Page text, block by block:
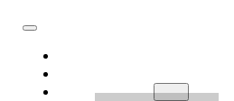
SERVICES